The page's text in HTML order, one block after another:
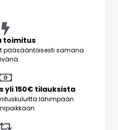
toimitus
pääsääntöisesti samana
yli 150€ tilauksista
lähimpään